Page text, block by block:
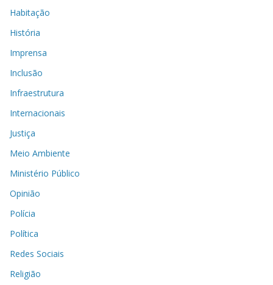
Habitação
História
Imprensa
Inclusão
Infraestrutura
Internacionais
Justiça
Meio Ambiente
Ministério Público
Opinião
Polícia
Política
Redes Sociais
Religião